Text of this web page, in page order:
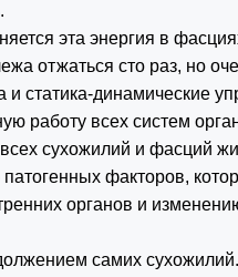
эта энергия в
отжаться сто раз, но
и статика-динамические
работу всех систем
сухожилий и фасций
факторов,
органов и
самих